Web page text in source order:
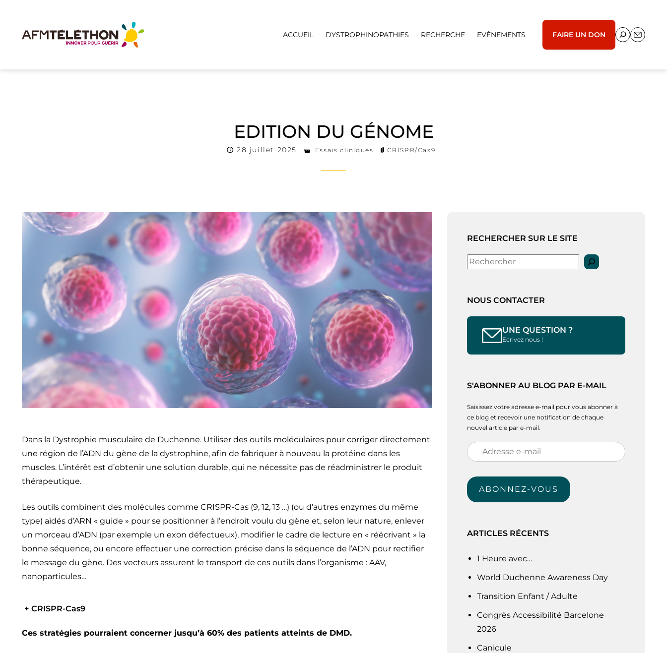
ACCUEIL DYSTROPHINOPATHIES RECHERCHE EVÈNEMENTS FAIRE UN DON
EDITION DU GÉNOME
28 juillet 2025 Essais cliniques CRISPR/Cas9
Dans la Dystrophie musculaire de Duchenne. Utiliser des outils moléculaires pour corriger directement
une région de l’ADN du gène de la dystrophine, afin de fabriquer à nouveau la protéine dans les
muscles. L’intérêt est d’obtenir une solution durable, qui ne nécessite pas de réadministrer le produit
thérapeutique.
Les outils combinent des molécules comme CRISPR-Cas (9, 12, 13 …) (ou d’autres enzymes du même
type) aidés d’ARN « guide » pour se positionner à l’endroit voulu du gène et, selon leur nature, enlever
un morceau d’ADN (par exemple un exon défectueux), modifier le cadre de lecture en « réécrivant » la
bonne séquence, ou encore effectuer une correction précise dans la séquence de l’ADN pour rectifier
le message du gène. Des vecteurs assurent le transport de ces outils dans l’organisme : AAV,
nanoparticules…
+ CRISPR-Cas9
Ces stratégies pourraient concerner jusqu’à 60% des patients atteints de DMD.
RECHERCHER SUR LE SITE
Rechercher
NOUS CONTACTER
UNE QUESTION ?
Ecrivez nous !
S'ABONNER AU BLOG PAR E-MAIL
Saisissez votre adresse e-mail pour vous abonner à
ce blog et recevoir une notification de chaque
nouvel article par e-mail.
Adresse
e-
mail
ABONNEZ-VOUS
ARTICLES RÉCENTS
1 Heure avec…
World Duchenne Awareness Day
Transition Enfant / Adulte
Congrès Accessibilité Barcelone
2026
Canicule